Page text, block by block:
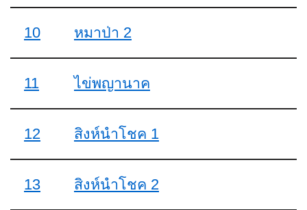
10 หมาป่า 2
11 ไข่พญานาค
12 สิงห์นำโชค 1
13 สิงห์นำโชค 2